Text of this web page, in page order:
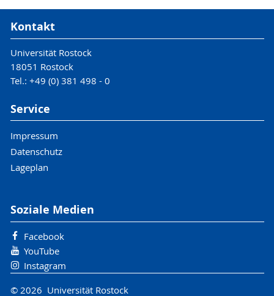
Kontakt
Universität Rostock
18051 Rostock
Tel.: +49 (0) 381 498 - 0
Service
Impressum
Datenschutz
Lageplan
Soziale Medien
Facebook
YouTube
Instagram
© 2026 Universität Rostock